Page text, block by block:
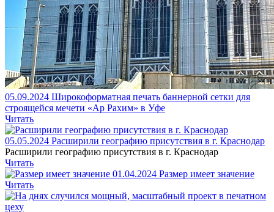
05.09.2024 Широкоформатная печать баннерной сетки для
строящейся мечети «Ар Рахим» в Уфе
Читать
05.05.2024 Расширили географию присутствия в г. Краснодар
Расширили географию присутствия в г. Краснодар
Читать
01.04.2024 Размер имеет значение
Читать